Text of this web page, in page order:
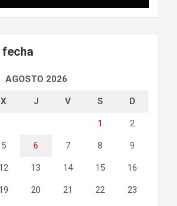
AGOSTO 2026
X J V S D
1 2
5 6 7 8 9
12 13 14 15 16
19 20 21 22 23